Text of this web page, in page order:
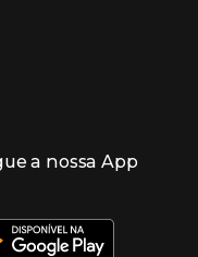
a nossa App